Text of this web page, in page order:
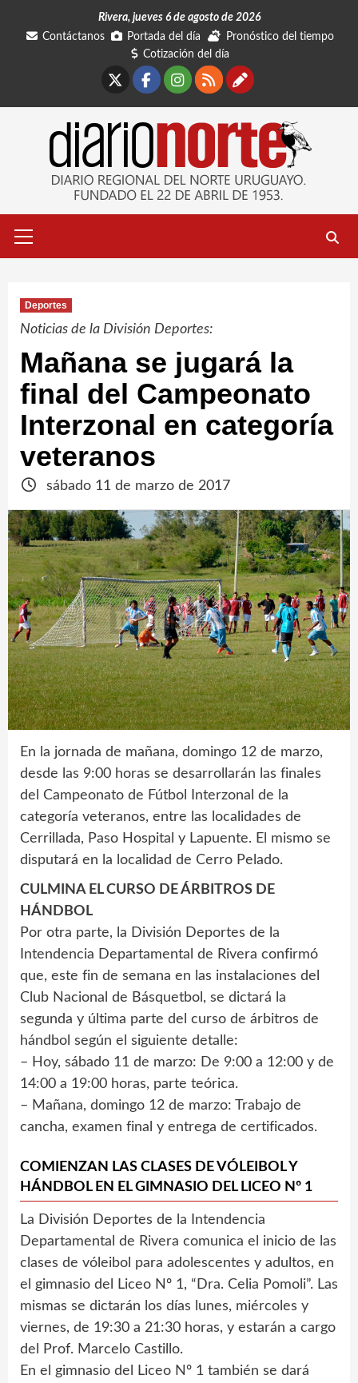
Rivera, jueves 6 de agosto de 2026
Contáctanos
Portada del día
Pronóstico del tiempo
Cotización del día
Facebook
Instagram
RSSContáctanos
primario
Deportes
Noticias de la División Deportes:
Mañana se jugará la
final del Campeonato
Interzonal en categoría
veteranos
sábado 11 de marzo de 2017
En la jornada de mañana, domingo 12 de marzo,
desde las 9:00 horas se desarrollarán las finales
del Campeonato de Fútbol Interzonal de la
categoría veteranos, entre las localidades de
Cerrillada, Paso Hospital y Lapuente. El mismo se
disputará en la localidad de Cerro Pelado.
CULMINA EL CURSO DE ÁRBITROS DE
HÁNDBOL
Por otra parte, la División Deportes de la
Intendencia Departamental de Rivera confirmó
que, este fin de semana en las instalaciones del
Club Nacional de Básquetbol, se dictará la
segunda y última parte del curso de árbitros de
hándbol según el siguiente detalle:
– Hoy, sábado 11 de marzo: De 9:00 a 12:00 y de
14:00 a 19:00 horas, parte teórica.
– Mañana, domingo 12 de marzo: Trabajo de
cancha, examen final y entrega de certificados.
COMIENZAN LAS CLASES DE VÓLEIBOL Y
HÁNDBOL EN EL GIMNASIO DEL LICEO Nº 1
La División Deportes de la Intendencia
Departamental de Rivera comunica el inicio de las
clases de vóleibol para adolescentes y adultos, en
el gimnasio del Liceo Nº 1, “Dra. Celia Pomoli”. Las
mismas se dictarán los días lunes, miércoles y
viernes, de 19:30 a 21:30 horas, y estarán a cargo
del Prof. Marcelo Castillo.
En el gimnasio del Liceo Nº 1 también se dará